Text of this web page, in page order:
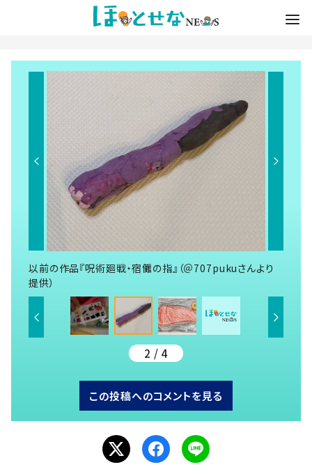
以前の作品『呪術廻戦・宿儺の指』（＠707pukuさんより
提供）
2 / 4
この投稿へのコメントを見る